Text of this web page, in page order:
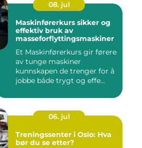
08. jul
Maskinførerkurs sikker og
effektiv bruk av
masseforflyttingsmaskiner
Et Maskinførerkurs gir førere
av tunge maskiner
kunnskapen de trenger for å
jobbe både trygt og effe...
06. jul
Treningssenter i Oslo: Hva
bør du se etter?